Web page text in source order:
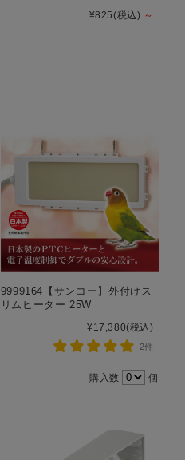
¥825(税込) ～
9999164【サンコー】外付けス
リムヒーター 25W
¥17,380(税込)
2件
購入数 個